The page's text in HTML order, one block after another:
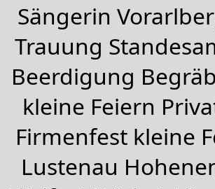
Sängerin
Trauung
Beerdigung
kleine Feiern
Firmenfest kleine
Lustenau